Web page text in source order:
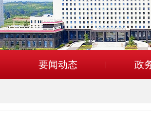
要闻动态 政